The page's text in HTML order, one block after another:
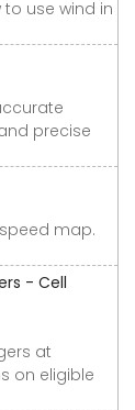
use wind in
precise
map.
- Cell
at
on eligible